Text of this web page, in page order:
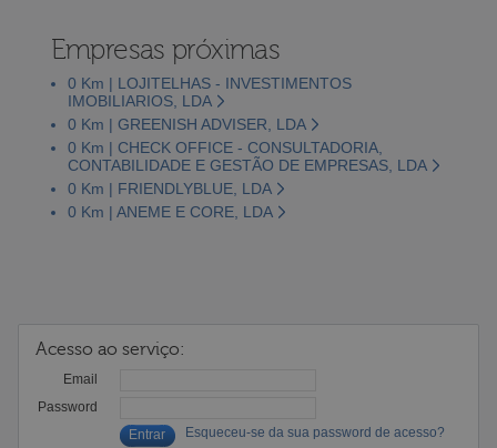
Empresas próximas
0 Km | LOJITELHAS - INVESTIMENTOS
IMOBILIARIOS, LDA
0 Km | GREENISH ADVISER, LDA
0 Km | CHECK OFFICE - CONSULTADORIA,
CONTABILIDADE E GESTÃO DE EMPRESAS, LDA
0 Km | FRIENDLYBLUE, LDA
0 Km | ANEME E CORE, LDA
Acesso ao serviço:
Email
Password
Esqueceu-se da sua password de acesso?